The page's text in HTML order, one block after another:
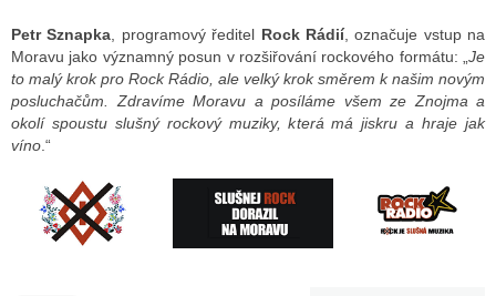
INTERNET
RÁDIA
STRÁNKY RÁDIÍ
STRÁNKY TV
Petr Sznapka , programový ředitel Rock Rádií, označuje vstup na
Moravu jako významný posun v rozšiřování rockového formátu: „ Je
to malý krok pro Rock Rádio, ale velký krok směrem k našim novým
posluchačům. Zdravíme Moravu a posíláme všem ze Znojma a
okolí spoustu slušný rockový muziky, která má jiskru a hraje jak
víno .“